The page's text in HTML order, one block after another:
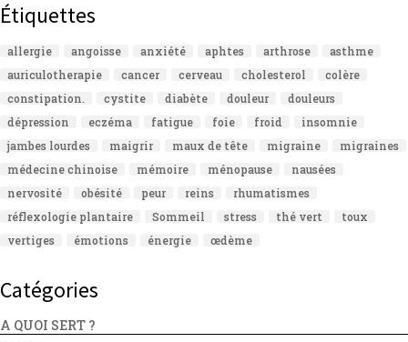
Étiquettes
allergie angoisse anxiété aphtes arthrose
asthme
auriculotherapie
cancer cerveau cholesterol
colère
constipation.
cystite diabète douleur
douleurs
dépression
eczéma fatigue foie froid
insomnie
jambes lourdes
maigrir maux de tête migraine
migraines
médecine chinoise
mémoire ménopause
nausées
nervosité
obésité peur reins
rhumatismes
réflexologie plantaire
Sommeil stress thé vert
toux
vertiges
émotions énergie œdème
Catégories
A QUOI SERT ?